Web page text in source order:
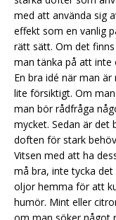
med att använda sig
effekt som en vanlig
rätt sätt. Om det
man tänka på att inte
En bra idé när man
lite försiktigt. Om
man bör rådfråga
mycket. Sedan är
doften för stark
Vitsen med att ha
må bra, inte tycka
oljor hemma för att
humör. Mint eller